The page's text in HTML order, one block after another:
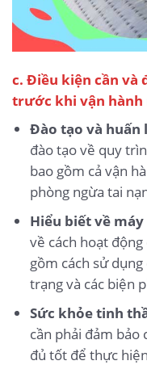
c. Điều kiện cần và
trước khi vận hành
Đào tạo và huấn
đào tạo về quy
bao gồm cả vận
phòng ngừa tai
Hiểu biết về
về cách hoạt
gồm cách sử
trạng và các biện
Sức khỏe tinh
cần phải đảm bảo
đủ tốt để thực